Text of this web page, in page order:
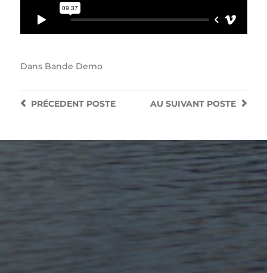
Dans Bande Demo
AU SUIVANT POSTE
PRÉCEDENTPOSTE